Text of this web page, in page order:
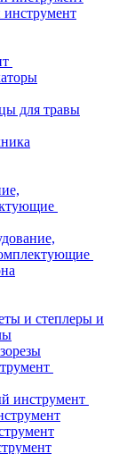
для травы
и степлеры и
инструмент